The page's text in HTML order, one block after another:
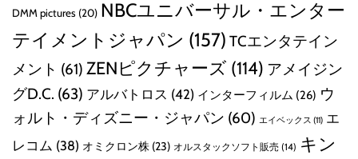
DMM pictures (20) NBCユニバーサル・エンター
テイメントジャパン (157) TCエンタテイン
メント (61) ZENピクチャーズ (114) アメイジン
グD.C. (63) アルバトロス (42) インターフィルム (26) ウ
ォルト・ディズニー・ジャパン (60) エイベックス (11) エ
レコム (38) オミクロン株 (23) オルスタックソフト販売 (14) キン